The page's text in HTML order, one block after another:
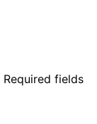
Required fields